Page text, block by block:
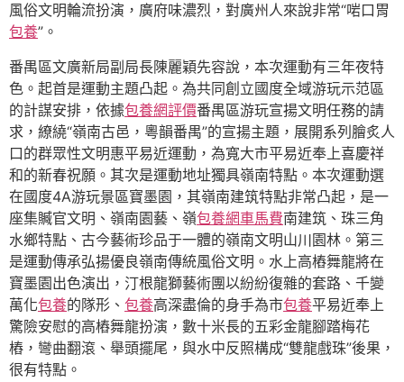
風俗文明輪流扮演，廣府味濃烈，對廣州人來說非常“啱口胃
包養”。
番禺區文廣新局副局長陳麗穎先容說，本次運動有三年夜特
色。起首是運動主題凸起。為共同創立國度全域游玩示范區
的計謀安排，依據包養網評價番禺區游玩宣揚文明任務的請
求，繚繞“嶺南古邑，粵韻番禺”的宣揚主題，展開系列膾炙人
口的群眾性文明惠平易近運動，為寬大市平易近奉上喜慶祥
和的新春祝願。其次是運動地址獨具嶺南特點。本次運動選
在國度4A游玩景區寶墨園，其嶺南建筑特點非常凸起，是一
座集贓官文明、嶺南園藝、嶺包養網車馬費南建筑、珠三角
水鄉特點、古今藝術珍品于一體的嶺南文明山川園林。第三
是運動傳承弘揚優良嶺南傳統風俗文明。水上高樁舞龍將在
寶墨園出色演出，汀根龍獅藝術團以紛紛復雜的套路、千變
萬化包養的隊形、 包養高深盡倫的身手為市包養平易近奉上
驚險安慰的高樁舞龍扮演，數十米長的五彩金龍腳踏梅花
樁，彎曲翻滾、舉頭擺尾，與水中反照構成“雙龍戲珠”後果，
很有特點。